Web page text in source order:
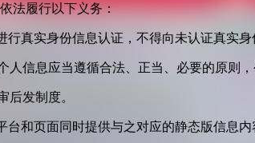
法履行以下义务：
行真实身份信息认证，不得向未认证真实
人信息应当遵循合法、正当、必要的原
后发制度。
台和页面同时提供与之对应的静态版信息内